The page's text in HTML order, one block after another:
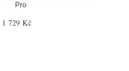
Pro
1 729 Kč